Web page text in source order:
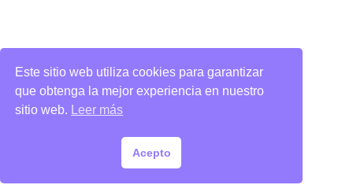
Este sitio web utiliza cookies para garantizar
que obtenga la mejor experiencia en nuestro
sitio web.
Leer más
Acepto